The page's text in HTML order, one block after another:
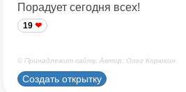
Порадует сегодня всех!
19
© Принадлежит сайту. Автор: Олег Корюкин
Создать открытку